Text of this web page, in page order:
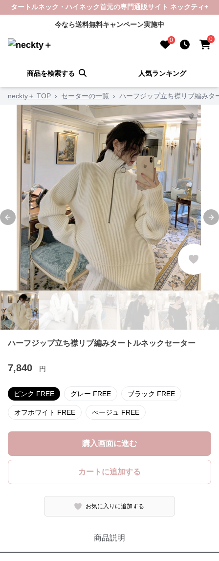
タートルネック・ハイネック首元の専門通販サイト ネックティ+
今なら送料無料キャンペーン実施中
0 0
商品を検索する 人気ランキング
neckty＋ TOP › セーターの一覧 › ハーフジップ立ち襟リブ編みタ
Previous slide
ハーフジップ立ち襟リブ編みタートルネックセーター
7,840 円
ピンク FREE グレー FREE ブラック FREE
オフホワイト FREE べージュ FREE
購入画面に進む
カートに追加する
お気に入りに追加する
商品説明